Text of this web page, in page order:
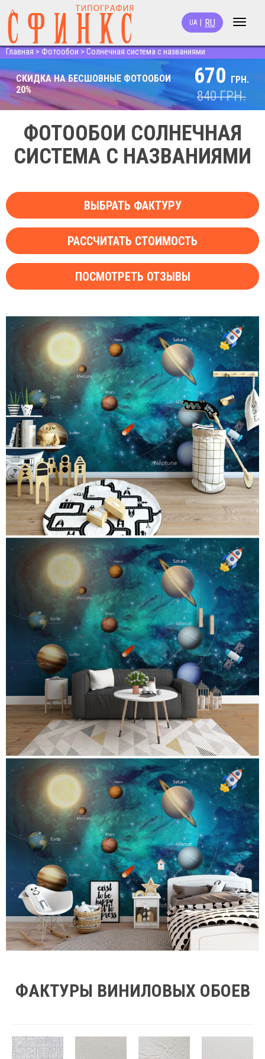
Toggle
UA RU
Главная > Фотообои > Солнечная система с названиями
СКИДКА НА БЕСШОВНЫЕ ФОТООБОИ
20%
670 ГРН.
840ГРН.
ФОТООБОИ СОЛНЕЧНАЯ
СИСТЕМА С НАЗВАНИЯМИ
ВЫБРАТЬ ФАКТУРУ
РАССЧИТАТЬ СТОИМОСТЬ
ПОСМОТРЕТЬ ОТЗЫВЫ
ФАКТУРЫ ВИНИЛОВЫХ ОБОЕВ